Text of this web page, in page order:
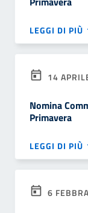
LEGGI DI PIÙ
14
Nomina
Primavera
LEGGI DI PIÙ
6